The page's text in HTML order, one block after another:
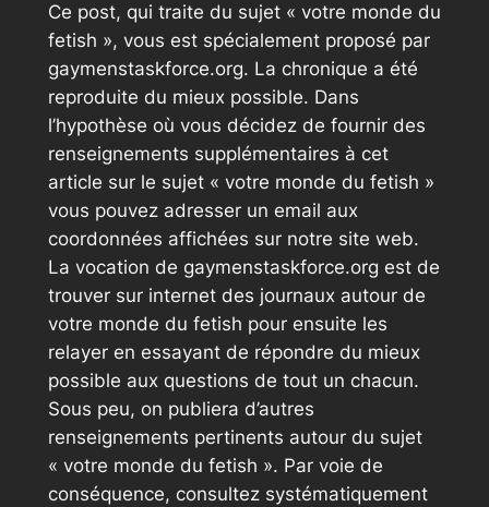
Ce post, qui traite du sujet « votre monde du
fetish », vous est spécialement proposé par
gaymenstaskforce.org. La chronique a été
reproduite du mieux possible. Dans
l’hypothèse où vous décidez de fournir des
renseignements supplémentaires à cet
article sur le sujet « votre monde du fetish »
vous pouvez adresser un email aux
coordonnées affichées sur notre site web.
La vocation de gaymenstaskforce.org est de
trouver sur internet des journaux autour de
votre monde du fetish pour ensuite les
relayer en essayant de répondre du mieux
possible aux questions de tout un chacun.
Sous peu, on publiera d’autres
renseignements pertinents autour du sujet
« votre monde du fetish ». Par voie de
conséquence, consultez systématiquement